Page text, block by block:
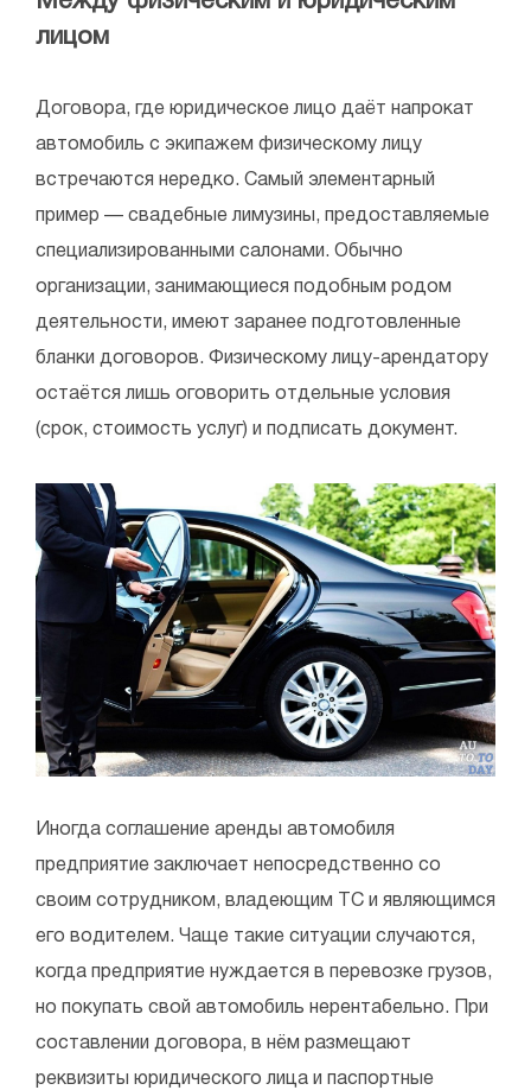
лицом
Договора, где юридическое лицо даёт напрокат
автомобиль с экипажем физическому лицу
встречаются нередко. Самый элементарный
пример — свадебные лимузины, предоставляемые
специализированными салонами. Обычно
организации, занимающиеся подобным родом
деятельности, имеют заранее подготовленные
бланки договоров. Физическому лицу-арендатору
остаётся лишь оговорить отдельные условия
(срок, стоимость услуг) и подписать документ.
Иногда соглашение аренды автомобиля
предприятие заключает непосредственно со
своим сотрудником, владеющим ТС и являющимся
его водителем. Чаще такие ситуации случаются,
когда предприятие нуждается в перевозке грузов,
но покупать свой автомобиль нерентабельно. При
составлении договора, в нём размещают
реквизиты юридического лица и паспортные